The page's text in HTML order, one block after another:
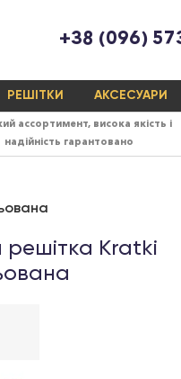
+38 (096)
РЕШІТКИ АКСЕСУАРИ
ассортимент, висока якість і
надійність гарантовано
решітка Kratki